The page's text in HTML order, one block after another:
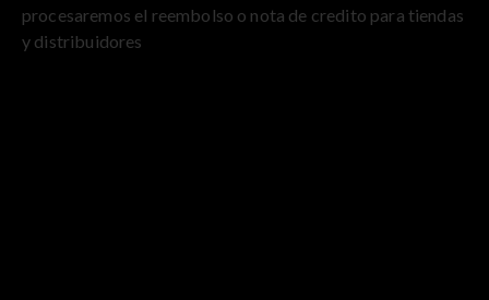
procesaremos el reembolso o nota de credito para tiendas
y distribuidores